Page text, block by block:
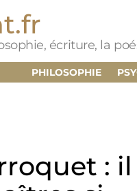
écriture, la
PHILOSOPHIE
: il